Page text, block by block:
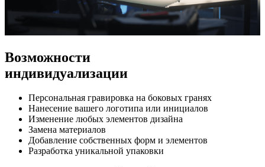
Возможности
индивидуализации
Персональная гравировка на боковых гранях
Нанесение вашего логотипа или инициалов
Изменение любых элементов дизайна
Замена материалов
Добавление собственных форм и элементов
Разработка уникальной упаковки